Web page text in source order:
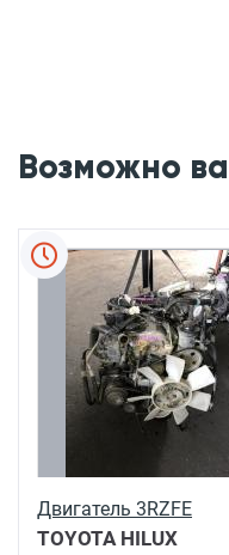
Возможно
Двигатель 3RZFE
TOYOTA HILUX